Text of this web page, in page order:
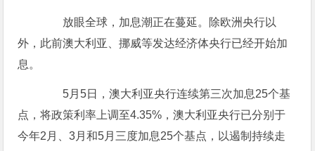
放眼全球，加息潮正在蔓延。除欧洲央行以
外，此前澳大利亚、挪威等发达经济体央行已经开始加
息。
5月5日，澳大利亚央行连续第三次加息25个基
点，将政策利率上调至4.35%，澳大利亚央行已分别于
今年2月、3月和5月三度加息25个基点，以遏制持续走